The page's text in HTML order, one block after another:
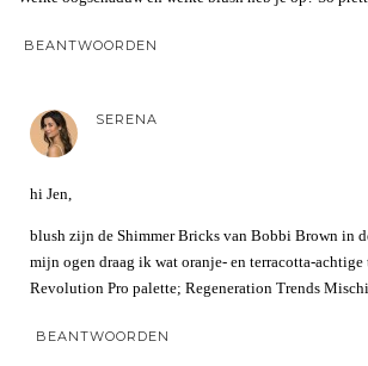
BEANTWOORDEN
SERENA
hi Jen,
blush zijn de Shimmer Bricks van Bobbi Brown in
mijn ogen draag ik wat oranje- en terracotta-
Revolution Pro palette; Regeneration Trends
BEANTWOORDEN